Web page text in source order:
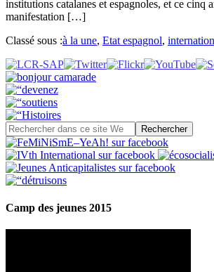
institutions catalanes et espagnoles, et ce cinq
manifestation […]
Classé sous :à la une, Etat espagnol,
Camp des jeunes 2015